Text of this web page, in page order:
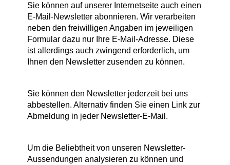
Sie können auf unserer Internetseite auch einen
E-Mail-Newsletter abonnieren. Wir verarbeiten
neben den freiwilligen Angaben im jeweiligen
Formular dazu nur Ihre E-Mail-Adresse. Diese
ist allerdings auch zwingend erforderlich, um
Ihnen den Newsletter zusenden zu können.
Sie können den Newsletter jederzeit bei uns
abbestellen. Alternativ finden Sie einen Link zur
Abmeldung in jeder Newsletter-E-Mail.
Um die Beliebtheit von unseren Newsletter-
Aussendungen analysieren zu können und